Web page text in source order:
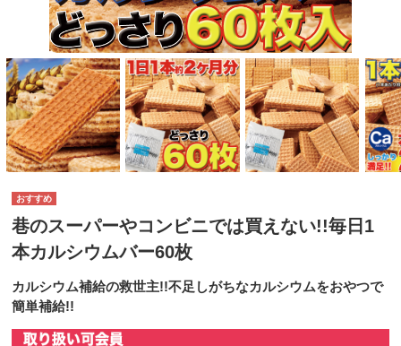
巷のスーパーやコンビニでは買えない!!毎日1
本カルシウムバー60枚
カルシウム補給の救世主!!不足しがちなカルシウムをおやつで
簡単補給!!